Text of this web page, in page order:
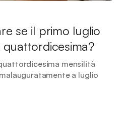
se il primo luglio
mensilità
a luglio